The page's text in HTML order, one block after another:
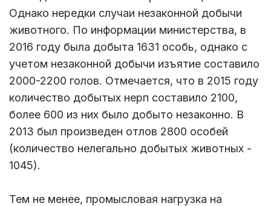
Однако нередки случаи незаконной добычи
животного. По информации министерства, в
2016 году была добыта 1631 особь, однако с
учетом незаконной добычи изъятие составило
2000-2200 голов. Отмечается, что в 2015 году
количество добытых нерп составило 2100,
более 600 из них было добыто незаконно. В
2013 был произведен отлов 2800 особей
(количество нелегально добытых животных -
1045).
Тем не менее, промысловая нагрузка на